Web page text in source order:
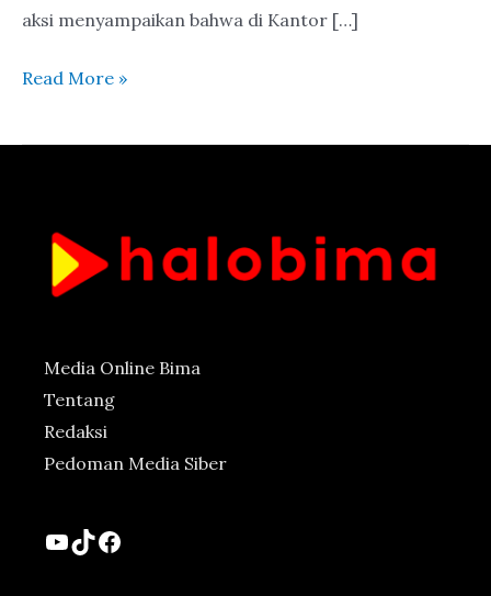
aksi menyampaikan bahwa di Kantor […]
Read More »
Media Online Bima
Tentang
Redaksi
Pedoman Media Siber
YouTube
TikTok
Facebook